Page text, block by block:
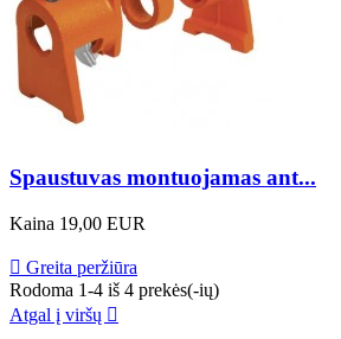
Spaustuvas montuojamas ant...
Kaina 19,00 EUR
 Greita peržiūra
Rodoma 1-4 iš 4 prekės(-ių)
Atgal į viršų 